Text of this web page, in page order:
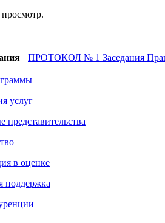
просмотр.
ПРОТОКОЛ № 1 Заседания
услуг
представительства
в оценке
поддержка